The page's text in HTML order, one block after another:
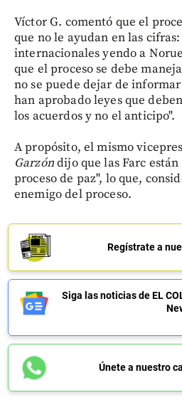
Víctor G. comentó que el
que no le ayudan en las
internacionales yendo a
que el proceso se debe
no se puede dejar de informar
han aprobado leyes que
los acuerdos y no el anticipo".
A propósito, el mismo
Garzóndijo que las Farc
proceso de paz", lo que,
enemigo del proceso.
Regístrate a
Siga las noticias de EL
Únete a nuestro